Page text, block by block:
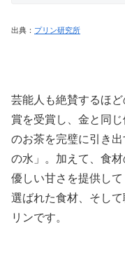
出典： プリン研究所
芸能人も絶賛するほ
賞を受賞し、金と同
のお茶を完璧に引き
の水」。加えて、食
優しい甘さを提供し
選ばれた食材、そし
リンです。